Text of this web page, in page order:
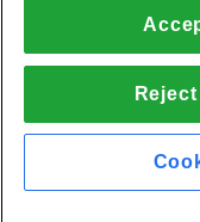
Windows non géré VPS
Serveurs Cloud
Équilibreurs de charge
Stockage de blocs
SSL Certificats
Centres de données
presse
Politique de
Forces de l'ordre
Accord d'affiliation
Chat en direct avec
© 2010-2026
entreprise.
Tous les